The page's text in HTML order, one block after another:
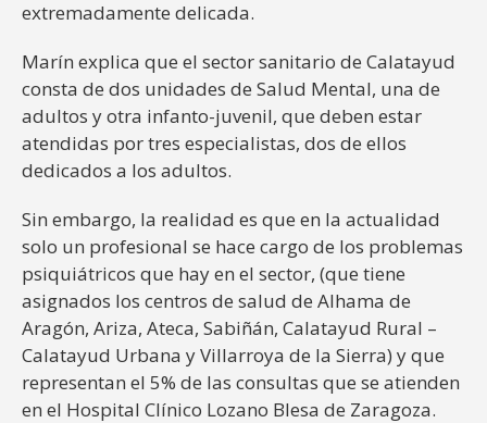
extremadamente delicada.
Marín explica que el sector sanitario de Calatayud
consta de dos unidades de Salud Mental, una de
adultos y otra infanto-juvenil, que deben estar
atendidas por tres especialistas, dos de ellos
dedicados a los adultos.
Sin embargo, la realidad es que en la actualidad
solo un profesional se hace cargo de los problemas
psiquiátricos que hay en el sector, (que tiene
asignados los centros de salud de Alhama de
Aragón, Ariza, Ateca, Sabiñán, Calatayud Rural –
Calatayud Urbana y Villarroya de la Sierra) y que
representan el 5% de las consultas que se atienden
en el Hospital Clínico Lozano Blesa de Zaragoza.